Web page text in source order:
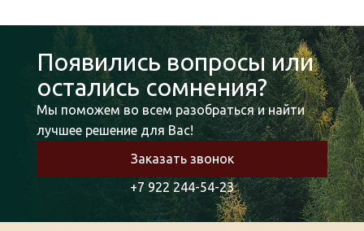
Появились вопросы или
остались сомнения?
Мы поможем во всем разобраться и найти
лучшее решение для Вас!
Заказать звонок
+7 922 244-54-23